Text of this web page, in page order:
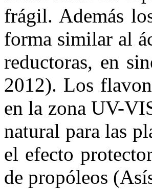
frágil. Además
forma similar al
reductoras, en
2012). Los
en la zona UV-
natural para las
el efecto
de propóleos